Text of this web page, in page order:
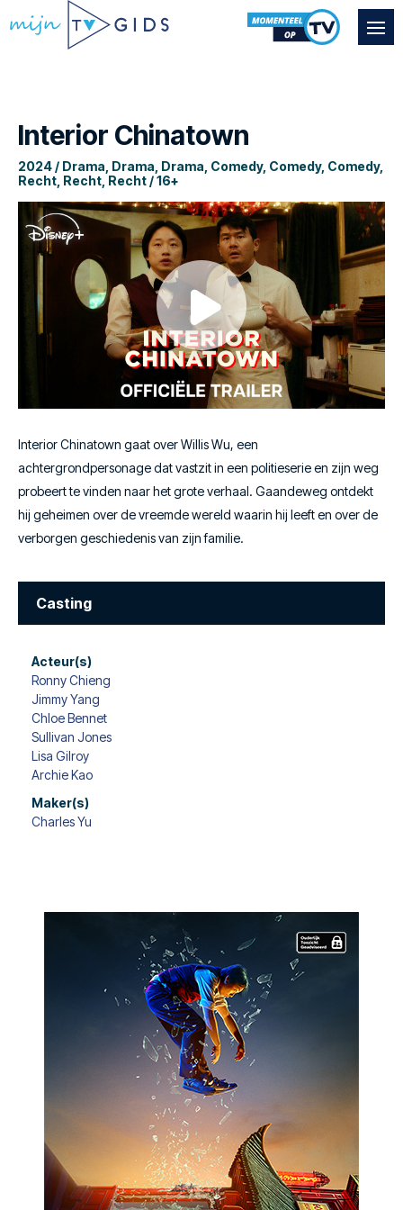
Interior Chinatown
2024 / Drama, Drama, Drama, Comedy, Comedy, Comedy,
Recht, Recht, Recht / 16+
Interior Chinatown gaat over Willis Wu, een
achtergrondpersonage dat vastzit in een politieserie en zijn weg
probeert te vinden naar het grote verhaal. Gaandeweg ontdekt
hij geheimen over de vreemde wereld waarin hij leeft en over de
verborgen geschiedenis van zijn familie.
Casting
Acteur(s)
Ronny Chieng
Jimmy Yang
Chloe Bennet
Sullivan Jones
Lisa Gilroy
Archie Kao
Maker(s)
Charles Yu